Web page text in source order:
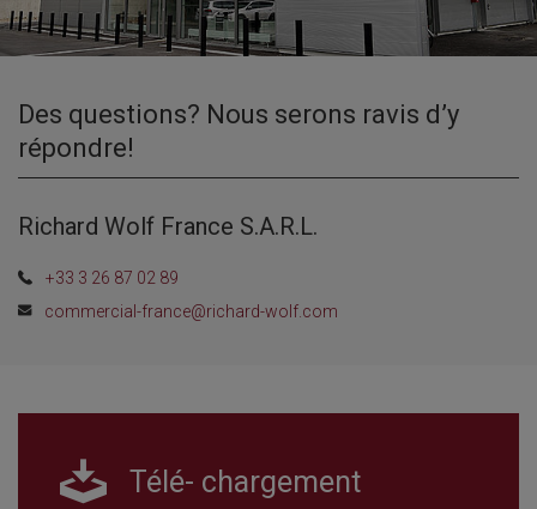
Des questions? Nous serons ravis d’y
répondre!
Richard Wolf France S.A.R.L.
+33 3 26 87 02 89
commercial-france@richard-wolf.com
Télé- chargement